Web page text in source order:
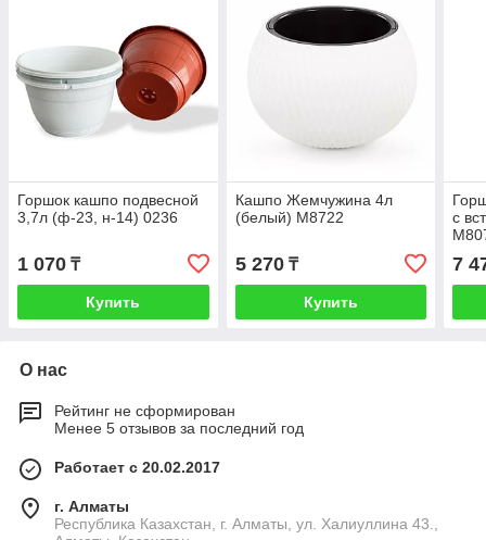
Горшок кашпо подвесной
3,7л (ф-23, н-14) 0236
1 070 ₸
Купить
Кашпо Жемчужина 4л
(белый) М8722
5 270₸
Купить
с
7
О нас
Рейтинг не сформирован
Менее 5 отзывов за последний год
Работает с 20.02.2017
г. Алматы
Республика Казахстан, г. Алматы, ул. Халиуллина 43.,